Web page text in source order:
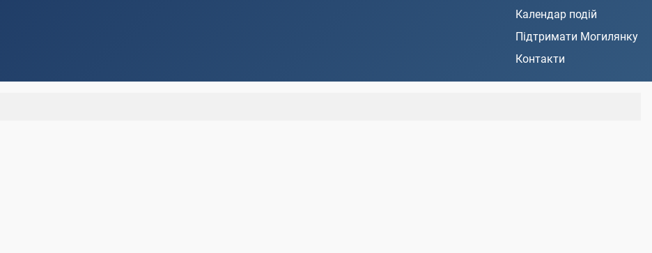
Календар подій
Підтримати Могилянку
Контакти